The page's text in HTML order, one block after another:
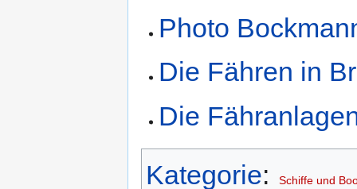
Photo
Die Fähren in
Die
Kategorie: Schiffe und